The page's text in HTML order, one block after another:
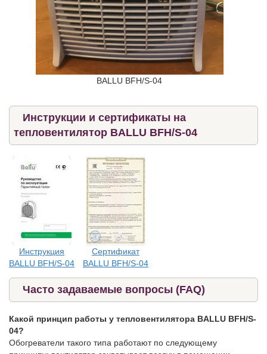
BALLU BFH/S-04
Инструкции и сертификаты на
тепловентилятор BALLU BFH/S-04
Инструкция
BALLU BFH/S-04
Сертификат
BALLU BFH/S-04
Часто задаваемые вопросы (FAQ)
Какой принцип работы у тепловентилятора BALLU BFH/S-
04?
Обогреватели такого типа работают по следующему